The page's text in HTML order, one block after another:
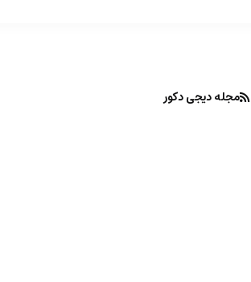
مجله دیجی دکور